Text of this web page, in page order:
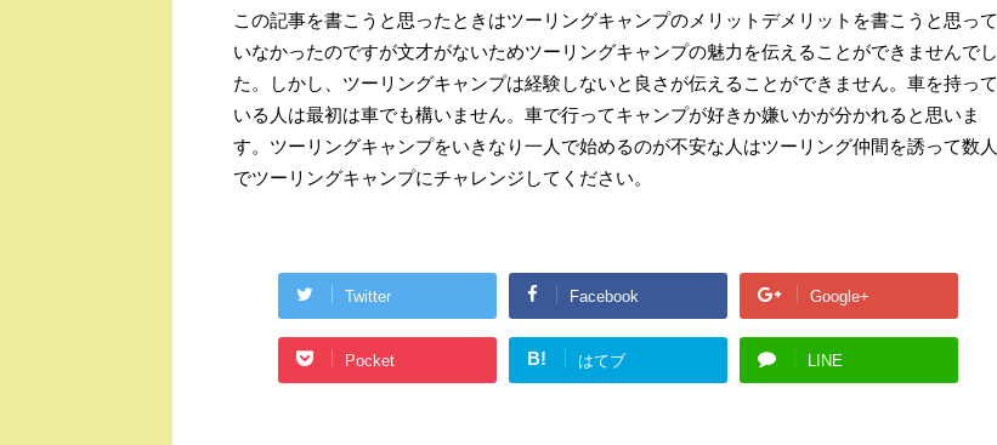
この記事を書こうと思ったときはツーリングキャンプのメリットデメリットを書こうと思って
いなかったのですが文才がないためツーリングキャンプの魅力を伝えることができませんでし
た。しかし、ツーリングキャンプは経験しないと良さが伝えることができません。車を持って
いる人は最初は車でも構いません。車で行ってキャンプが好きか嫌いかが分かれると思いま
す。ツーリングキャンプをいきなり一人で始めるのが不安な人はツーリング仲間を誘って数人
でツーリングキャンプにチャレンジしてください。
Twitter Facebook Google+
Pocket B! はてブ LINE